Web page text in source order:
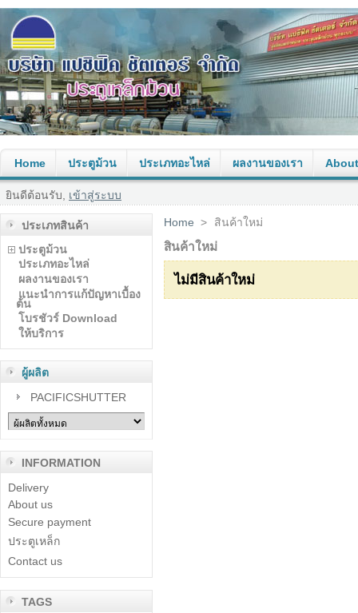
Home ประตูม้วน ประเภทอะไหล่ ผลงานของเรา
ยินดีต้อนรับ, เข้าสู่ระบบ
ประเภทสินค้า
ประตูม้วน
ประเภทอะไหล่
ผลงานของเรา
แนะนำการแก้ปัญหาเบื้อง
ต้น
โบรชัวร์ Download
ให้บริการ
ผู้ผลิต
PACIFICSHUTTER
INFORMATION
Delivery
About us
Secure payment
ประตูเหล็ก
Contact us
TAGS
Home > สินค้าใหม่
สินค้าใหม่
ไม่มีสินค้าใหม่